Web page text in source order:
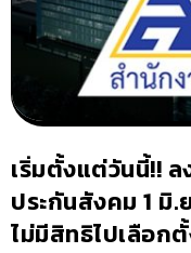
เริ่มตั้งแต่วันนี้!!
ประกันสังคม 1 มิ.
ไม่มีสิทธิไปเลือกตั้